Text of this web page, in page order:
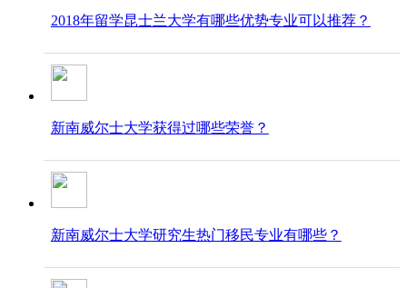
2018年留学昆士兰大学有哪些优势专业可以推荐？
新南威尔士大学获得过哪些荣誉？
新南威尔士大学研究生热门移民专业​​​​​​​有哪些？